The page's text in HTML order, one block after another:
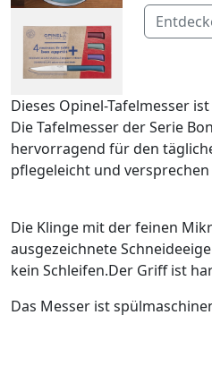
Dieses Opinel-Tafelmesser
Die Tafelmesser der Serie
hervorragend für den
pflegeleicht und versprechen
Die Klinge mit der feinen
ausgezeichnete
kein Schleifen.Der Griff ist
Das Messer ist